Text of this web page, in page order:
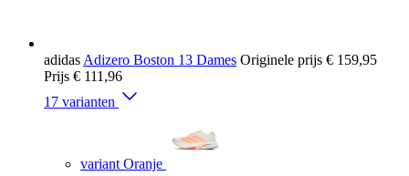
adidas Adizero Boston 13 Dames Originele prijs € 159,95
Prijs € 111,96
17 varianten
variant Oranje